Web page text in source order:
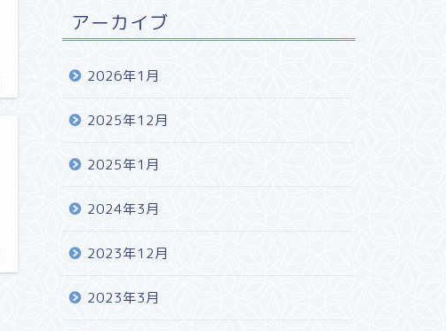
アーカイブ
2026年1月
2025年12月
2025年1月
2024年3月
2023年12月
2023年3月